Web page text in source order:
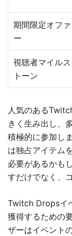
期間限定オファ
ー
視聴者マイルス
トーン
人気のある
きく生み出し、
積極的に参加し
は独占アイテム
必要があるかも
すだけでなく、
Twitch Dropsイ
獲得するための
ザーはイベント